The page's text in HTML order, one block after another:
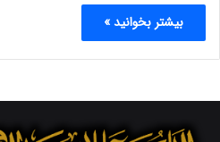
بیشتر بخوانید »